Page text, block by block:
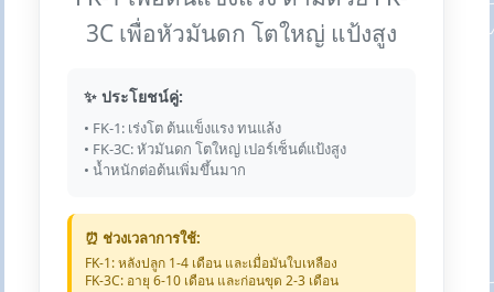
3C เพื่อหัวมันดก โตใหญ่ แป้งสูง
✨ ประโยชน์คู่:
• FK-1: เร่งโต ต้นแข็งแรง ทนแล้ง
• FK-3C: หัวมันดก โตใหญ่ เปอร์เซ็นต์แป้งสูง
• น้ำหนักต่อต้นเพิ่มขึ้นมาก
⏰ ช่วงเวลาการใช้:
FK-1: หลังปลูก 1-4 เดือน และเมื่อมันใบเหลือง
FK-3C: อายุ 6-10 เดือน และก่อนขุด 2-3 เดือน